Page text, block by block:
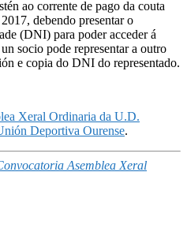
ao corrente de pago da couta
debendo presentar o
(DNI) para poder acceder á
socio pode representar a outro
e copia do DNI do representado.
Xeral Ordinaria da U.D.
Deportiva Ourense.
Asemblea Xeral